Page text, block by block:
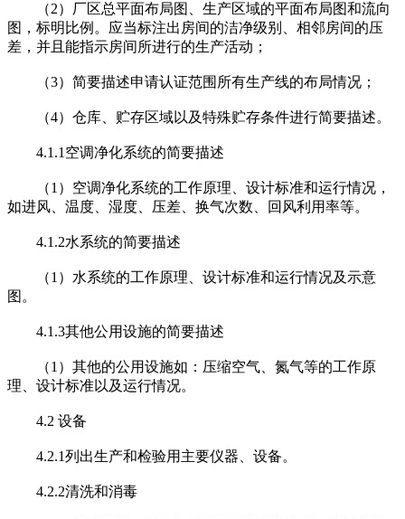
（2）厂区总平面布局图、生产区域的平面布局图和流向
图，标明比例。应当标注出房间的洁净级别、相邻房间的压
差，并且能指示房间所进行的生产活动；
（3）简要描述申请认证范围所有生产线的布局情况；
（4）仓库、贮存区域以及特殊贮存条件进行简要描述。
4.1.1空调净化系统的简要描述
（1）空调净化系统的工作原理、设计标准和运行情况，
如进风、温度、湿度、压差、换气次数、回风利用率等。
4.1.2水系统的简要描述
（1）水系统的工作原理、设计标准和运行情况及示意
图。
4.1.3其他公用设施的简要描述
（1）其他的公用设施如：压缩空气、氮气等的工作原
理、设计标准以及运行情况。
4.2 设备
4.2.1列出生产和检验用主要仪器、设备。
4.2.2清洗和消毒